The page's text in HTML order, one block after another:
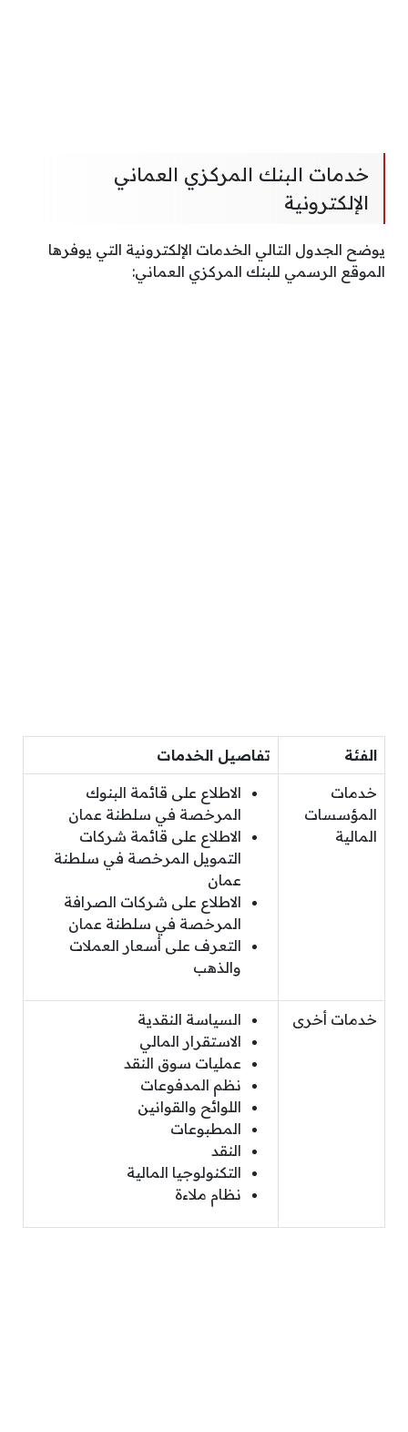
خدمات البنك المركزي العماني
الإلكترونية
يوضح الجدول التالي الخدمات الإلكترونية التي يوفرها
الموقع الرسمي للبنك المركزي العماني:
الفئة تفاصيل الخدمات
خدمات
المؤسسات
المالية
الاطلاع على قائمة البنوك
المرخصة في سلطنة عمان
الاطلاع على قائمة شركات
التمويل المرخصة في سلطنة
عمان
الاطلاع على شركات الصرافة
المرخصة في سلطنة عمان
التعرف على أسعار العملات
والذهب
خدمات أخرى
السياسة النقدية
الاستقرار المالي
عمليات سوق النقد
نظم المدفوعات
اللوائح والقوانين
المطبوعات
النقد
التكنولوجيا المالية
نظام ملاءة